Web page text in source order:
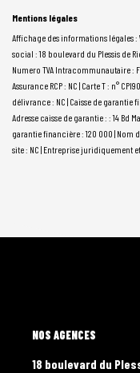
Mentions légales
Affichage des informations légales :
social : 18 boulevard du Plessis de
Numero TVA Intracommunautaire :
Assurance RCP : NC | Carte T : n°
délivrance : NC | Caisse de garantie
Adresse caisse de garantie : : 14 Bd
garantie financière : 120 000 | Nom
site : NC | Entreprise juridiquement
L'AGENCE
18 boulevard du